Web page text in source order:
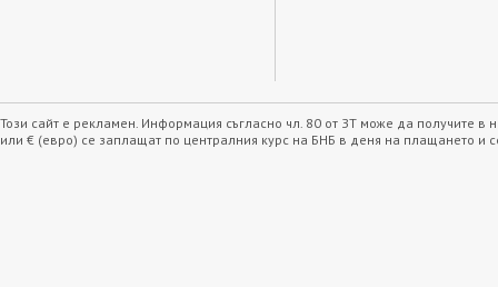
Този сайт е рекламен. Информация съгласно чл. 80 от ЗТ може да получите
или € (евро) се заплащат по централния курс на БНБ в деня на плащането и